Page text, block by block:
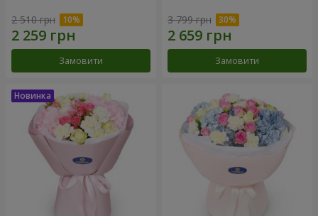
2 510 грн
Замовити
3 799 грн
Замовити